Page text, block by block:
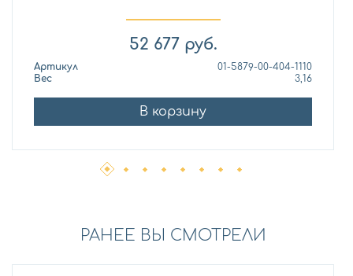
52 677 руб.
Артикул
01-5879-00-404-1110
Вес
3,16
В корзину
РАНЕЕ ВЫ СМОТРЕЛИ